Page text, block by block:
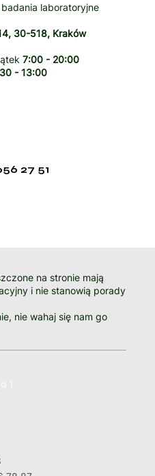
laboratoryjne
30-518, Kraków
7:00 - 20:00
- 13:00
27 51
na stronie mają
i nie stanowią porady
nie wahaj się nam go